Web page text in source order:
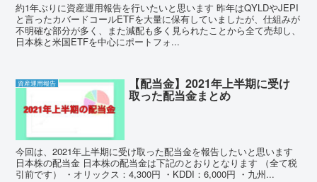
約1年ぶりに資産運用報告を行いたいと思います 昨年はQYLDやJEPI
と言ったカバードコールETFを大量に保有していましたが、仕組みが
不明確な部分が多く、また減配も多く見られたことから全て売却し、
日本株と米国ETFを中心にポートフォ...
資産運用報告 【配当金】2021年上半期に受け
取った配当金まとめ
今回は、2021年上半期に受け取った配当金を報告したいと思います
日本株の配当金 日本株の配当金は下記のとおりとなります （全て税
引前です） ・オリックス：4,300円 ・KDDI：6,000円 ・九州...